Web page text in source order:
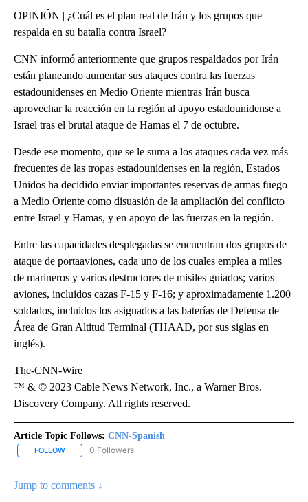
OPINIÓN | ¿Cuál es el plan real de Irán y los grupos que
respalda en su batalla contra Israel?
CNN informó anteriormente que grupos respaldados por Irán
están planeando aumentar sus ataques contra las fuerzas
estadounidenses en Medio Oriente mientras Irán busca
aprovechar la reacción en la región al apoyo estadounidense a
Israel tras el brutal ataque de Hamas el 7 de octubre.
Desde ese momento, que se le suma a los ataques cada vez más
frecuentes de las tropas estadounidenses en la región, Estados
Unidos ha decidido enviar importantes reservas de armas fuego
a Medio Oriente como disuasión de la ampliación del conflicto
entre Israel y Hamas, y en apoyo de las fuerzas en la región.
Entre las capacidades desplegadas se encuentran dos grupos de
ataque de portaaviones, cada uno de los cuales emplea a miles
de marineros y varios destructores de misiles guiados; varios
aviones, incluidos cazas F-15 y F-16; y aproximadamente 1.200
soldados, incluidos los asignados a las baterías de Defensa de
Área de Gran Altitud Terminal (THAAD, por sus siglas en
inglés).
The-CNN-Wire
™ & © 2023 Cable News Network, Inc., a Warner Bros.
Discovery Company. All rights reserved.
Article Topic Follows: CNN-Spanish
FOLLOW FOLLOW "CNN-SPANISH" TO RECEIVE NOTIFICATIONS ABOUT
0 Followers
Jump to comments ↓